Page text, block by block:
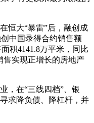
恒大“暴雷”后，融创成
中国录得合约销售额
积4141.8万平米，同比
售实现正增长的房地产
，在“三线四档”、银
求降负债、降杠杆，并